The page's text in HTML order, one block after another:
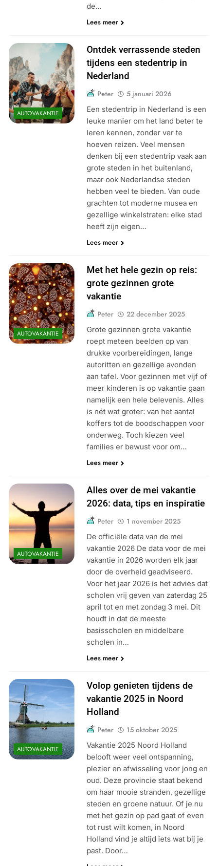
de…
Lees meer
AUTOVAKANTIE
Ontdek verrassende steden
tijdens een stedentrip in
Nederland
Peter 5 januari 2026
Een stedentrip in Nederland is een
leuke manier om het land beter te
leren kennen, zonder ver te
hoeven reizen. Veel mensen
denken bij een stedentrip vaak aan
grote steden in het buitenland,
maar ook Nederlandse steden
hebben veel te bieden. Van oude
grachten tot moderne musea en
gezellige winkelstraten: elke stad
heeft zijn eigen…
Lees meer
AUTOVAKANTIE
Met het hele gezin op reis:
grote gezinnen grote
vakantie
Peter 22 december 2025
Grote gezinnen grote vakantie
roept meteen beelden op van
drukke voorbereidingen, lange
autoritten en gezellige avonden
aan tafel. Voor gezinnen met vijf of
meer kinderen is op vakantie gaan
namelijk een hele belevenis. Alles
is nét wat groter: van het aantal
koffers tot de boodschappen voor
onderweg. Toch kiezen veel
families er bewust voor om…
Lees meer
AUTOVAKANTIE
Alles over de mei vakantie
2026: data, tips en inspiratie
Peter 1 november 2025
De officiële data van de mei
vakantie 2026 De data voor de mei
vakantie in 2026 worden elk jaar
door de overheid geadviseerd.
Voor het jaar 2026 is het advies dat
scholen vrij geven van zaterdag 25
april tot en met zondag 3 mei. Dit
houdt in dat de meeste
basisscholen en middelbare
scholen in…
Lees meer
AUTOVAKANTIE
Volop genieten tijdens de
vakantie 2025 in Noord
Holland
Peter 15 oktober 2025
Vakantie 2025 Noord Holland
belooft weer veel ontspanning,
plezier en afwisseling voor jong en
oud. Deze provincie staat bekend
om haar mooie stranden, gezellige
steden en groene natuur. Of je nu
met het gezin op pad gaat of even
tot rust wilt komen, in Noord
Holland vind je altijd iets wat bij je
past. Door…